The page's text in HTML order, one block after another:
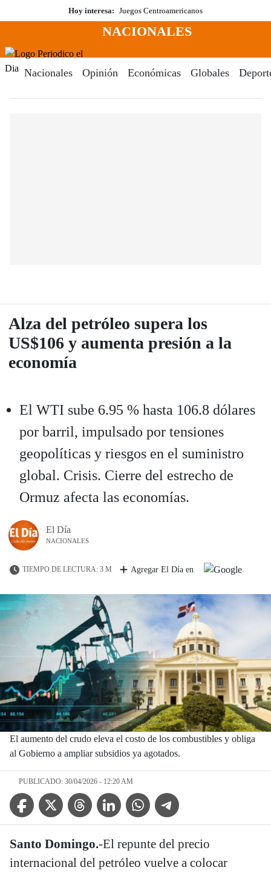
al
Hoy interesa: Juegos Centroamericanos
Menú
NACIONALES
Nacionales Opinión Económicas Globales
Alza del petróleo supera los
US$106 y aumenta presión a la
economía
El WTI sube 6.95 % hasta 106.8 dólares
por barril, impulsado por tensiones
geopolíticas y riesgos en el suministro
global. Crisis. Cierre del estrecho de
Ormuz afecta las economías.
El Día
NACIONALES
TIEMPO DE LECTURA: 3 M Agregar El Día en
El aumento del crudo eleva el costo de los combustibles y obliga
al Gobierno a ampliar subsidios ya agotados.
PUBLICADO: 30/04/2026 - 12:20 AM
Facebook IconTwitter IconThreads IconLinkedin IconWhatsApp IconTelegram Icon
Santo Domingo.-El repunte del precio
internacional del petróleo vuelve a colocar